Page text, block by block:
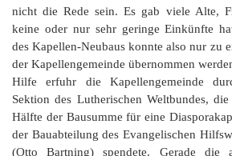
nicht die Rede sein. Es gab viele Alte,
keine oder nur sehr geringe Einkünfte
des Kapellen-Neubaus konnte also nur zu
der Kapellengemeinde übernommen
Hilfe erfuhr die Kapellengemeinde
Sektion des Lutherischen Weltbundes,
Hälfte der Bausumme für eine
der Bauabteilung des Evangelischen
(Otto Bartning) spendete. Gerade die